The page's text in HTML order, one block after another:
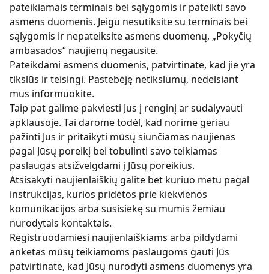
pateikiamais terminais bei sąlygomis ir pateikti savo
asmens duomenis. Jeigu nesutiksite su terminais bei
sąlygomis ir nepateiksite asmens duomenų, „Pokyčių
ambasados“ naujienų negausite.
Pateikdami asmens duomenis, patvirtinate, kad jie yra
tikslūs ir teisingi. Pastebėję netikslumų, nedelsiant
mus informuokite.
Taip pat galime pakviesti Jus į renginį ar sudalyvauti
apklausoje. Tai darome todėl, kad norime geriau
pažinti Jus ir pritaikyti mūsų siunčiamas naujienas
pagal Jūsų poreikį bei tobulinti savo teikiamas
paslaugas atsižvelgdami į Jūsų poreikius.
Atsisakyti naujienlaiškių galite bet kuriuo metu pagal
instrukcijas, kurios pridėtos prie kiekvienos
komunikacijos arba susisiekę su mumis žemiau
nurodytais kontaktais.
Registruodamiesi naujienlaiškiams arba pildydami
anketas mūsų teikiamoms paslaugoms gauti Jūs
patvirtinate, kad Jūsų nurodyti asmens duomenys yra